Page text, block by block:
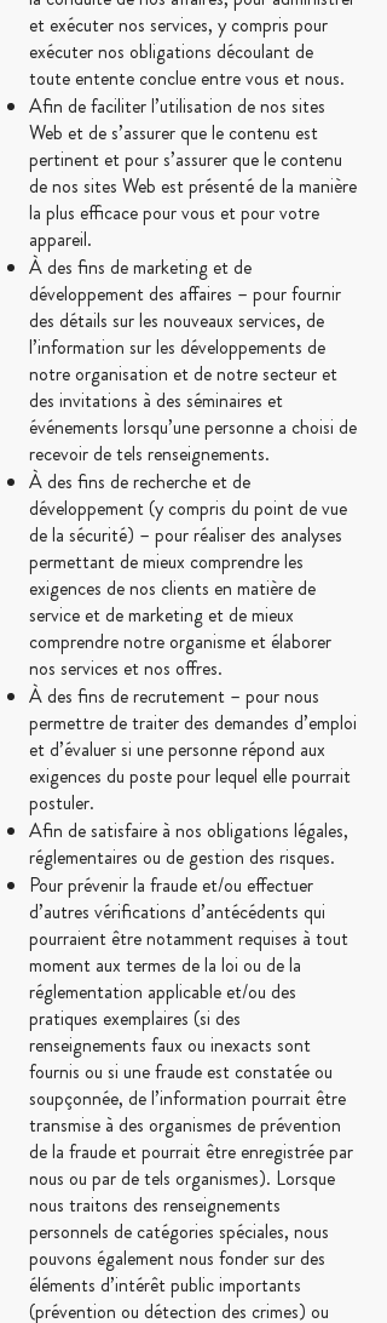
et exécuter nos services, y compris pour
exécuter nos obligations découlant de
toute entente conclue entre vous et nous.
Afin de faciliter l’utilisation de nos sites
Web et de s’assurer que le contenu est
pertinent et pour s’assurer que le contenu
de nos sites Web est présenté de la manière
la plus efficace pour vous et pour votre
appareil.
À des fins de marketing et de
développement des affaires – pour fournir
des détails sur les nouveaux services, de
l’information sur les développements de
notre organisation et de notre secteur et
des invitations à des séminaires et
événements lorsqu’une personne a choisi de
recevoir de tels renseignements.
À des fins de recherche et de
développement (y compris du point de vue
de la sécurité) – pour réaliser des analyses
permettant de mieux comprendre les
exigences de nos clients en matière de
service et de marketing et de mieux
comprendre notre organisme et élaborer
nos services et nos offres.
À des fins de recrutement – pour nous
permettre de traiter des demandes d’emploi
et d’évaluer si une personne répond aux
exigences du poste pour lequel elle pourrait
postuler.
Afin de satisfaire à nos obligations légales,
réglementaires ou de gestion des risques.
Pour prévenir la fraude et/ou effectuer
d’autres vérifications d’antécédents qui
pourraient être notamment requises à tout
moment aux termes de la loi ou de la
réglementation applicable et/ou des
pratiques exemplaires (si des
renseignements faux ou inexacts sont
fournis ou si une fraude est constatée ou
soupçonnée, de l’information pourrait être
transmise à des organismes de prévention
de la fraude et pourrait être enregistrée par
nous ou par de tels organismes). Lorsque
nous traitons des renseignements
personnels de catégories spéciales, nous
pouvons également nous fonder sur des
éléments d’intérêt public importants
(prévention ou détection des crimes) ou